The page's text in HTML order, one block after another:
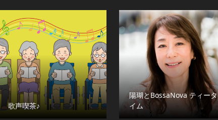
歌声喫茶♪
陽瑚とBossaNova ティータ
イム